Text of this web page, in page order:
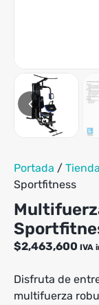
‹
Portada / Tienda
Sportfitness
$2,463,600 IVA
Disfruta de
multifuerza